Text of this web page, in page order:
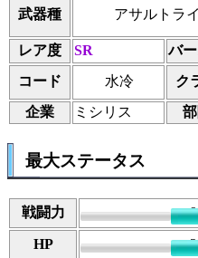
武器種 アサルトラ
レア度 SR バ
コード 水冷 ク
企業 ミシリス
最大ステータス
戦闘力
HP